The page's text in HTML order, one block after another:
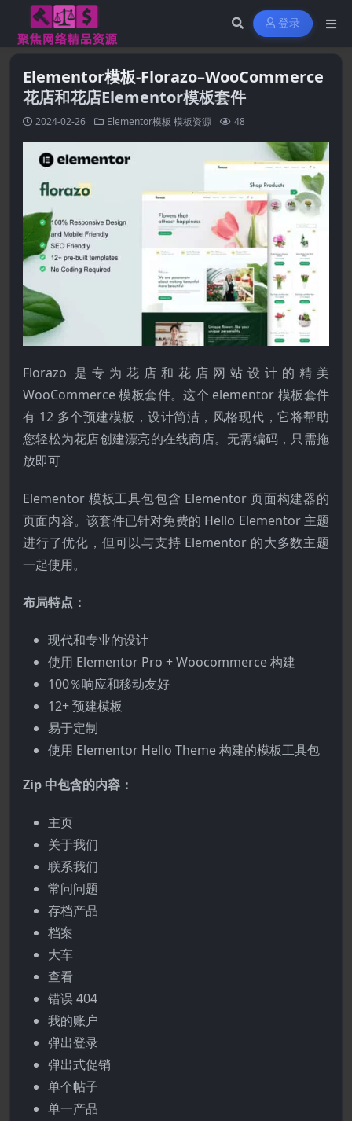
登录
Elementor模板-Florazo–WooCommerce
花店和花店Elementor模板套件
2024-02-26 Elementor模板 模板资源 48
Florazo 是专为花店和花店网站设计的精美
WooCommerce 模板套件。这个 elementor 模板套件
有 12 多个预建模板，设计简洁，风格现代，它将帮助
您轻松为花店创建漂亮的在线商店。无需编码，只需拖
放即可
Elementor 模板工具包包含 Elementor 页面构建器的
页面内容。该套件已针对免费的 Hello Elementor 主题
进行了优化，但可以与支持 Elementor 的大多数主题
一起使用。
布局特点：
现代和专业的设计
使用 Elementor Pro + Woocommerce 构建
100％响应和移动友好
12+ 预建模板
易于定制
使用 Elementor Hello Theme 构建的模板工具包
Zip 中包含的内容：
主页
关于我们
联系我们
常问问题
存档产品
档案
大车
查看
错误 404
我的账户
弹出登录
弹出式促销
单个帖子
单一产品